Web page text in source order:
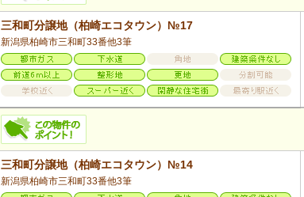
三和町分譲地（柏崎エコタウン）№17
新潟県柏崎市三和町33番他3筆
三和町分譲地（柏崎エコタウン）№14
新潟県柏崎市三和町33番他3筆